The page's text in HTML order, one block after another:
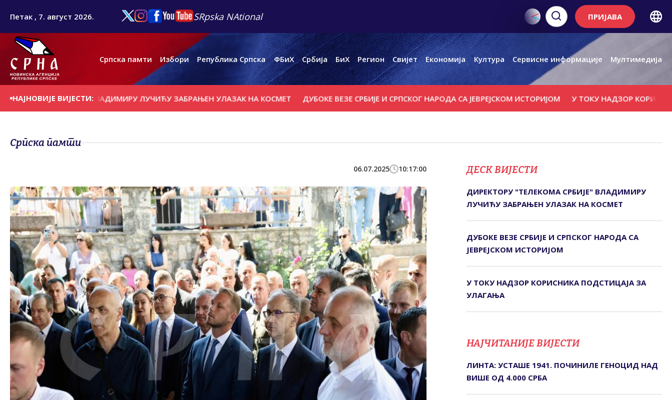
Петак , 7. август 2026. SRpska NAtional ПРИЈАВА
Српска памти Избори Република Српска ФБиХ Србија БиХ Регион Свијет Економија Култура Сервисне информације Мултимедија
НАЈНОВИЈЕ ВИЈЕСТИ:
СРБИЈЕ" ВЛАДИМИРУ ЛУЧИЋУ ЗАБРАЊЕН УЛАЗАК НА КОСМЕТ ДУБОКЕ ВЕЗЕ СРБИЈЕ И СРПСКОГ НАРОДА СА ЈЕВРЕЈСКОМ ИСТОРИЈОМ У ТОКУ НАДЗОР КОРИСНИКА
Српска памти
06.07.2025 10:17:00 ДЕСК ВИЈЕСТИ
ДИРЕКТОРУ "ТЕЛЕКОМА СРБИЈЕ" ВЛАДИМИРУ
ЛУЧИЋУ ЗАБРАЊЕН УЛАЗАК НА КОСМЕТ
ДУБОКЕ ВЕЗЕ СРБИЈЕ И СРПСКОГ НАРОДА СА
ЈЕВРЕЈСКОМ ИСТОРИЈОМ
У ТОКУ НАДЗОР КОРИСНИКА ПОДСТИЦАЈА ЗА
УЛАГАЊА
НАЈЧИТАНИЈЕ ВИЈЕСТИ
ЛИНТА: УСТАШЕ 1941. ПОЧИНИЛЕ ГЕНОЦИД НАД
ВИШЕ ОД 4.000 СРБА